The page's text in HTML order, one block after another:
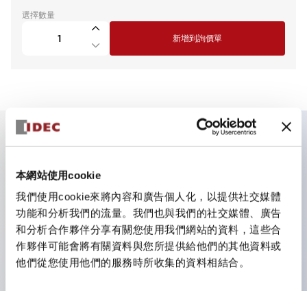
本網站使用cookie
我們使用cookie來將內容和廣告個人化，以提供社交媒體
功能和分析我們的流量。我們也與我們的社交媒體、廣告
和分析合作夥伴分享有關您使用我們網站的資料，這些合
作夥伴可能會將有關資料與您所提供給他們的其他資料或
他們從您使用他們的服務時所收集的資料相結合。
選擇數量
新增到詢價單
超亮LED照明
瞬時
保持
選擇器